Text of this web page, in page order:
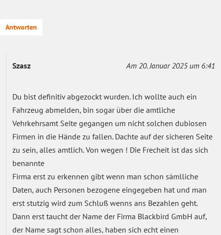
Antworten
Szasz Am 20. Januar 2025 um 6:41
Du bist definitiv abgezockt wurden. Ich wollte auch ein
Fahrzeug abmelden, bin sogar über die amtliche
Vehrkehrsamt Seite gegangen um nicht solchen dubiosen
Firmen in die Hände zu fallen. Dachte auf der sicheren Seite
zu sein, alles amtlich. Von wegen ! Die Frecheit ist das sich
benannte
Firma erst zu erkennen gibt wenn man schon sämlliche
Daten, auch Personen bezogene eingegeben hat und man
erst stutzig wird zum Schluß wenns ans Bezahlen geht.
Dann erst taucht der Name der Firma Blackbird GmbH auf,
der Name sagt schon alles, haben sich echt einen